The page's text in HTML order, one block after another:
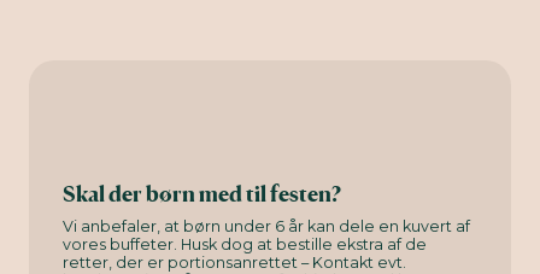
Skal der børn med til festen?
Vi anbefaler, at børn under 6 år kan dele en kuvert af
vores buffeter. Husk dog at bestille ekstra af de
retter, der er portionsanrettet – Kontakt evt.